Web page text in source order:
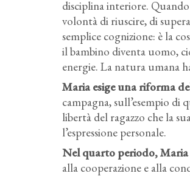
disciplina interiore.
volontà di riuscire, di
semplice cognizione: è la
il bambino diventa uomo,
energie. La natura umana
Maria esige una riforma
campagna, sull’esempio
libertà del ragazzo che la
l’espressione personale.
Nel quarto periodo, Maria
alla cooperazione e alla